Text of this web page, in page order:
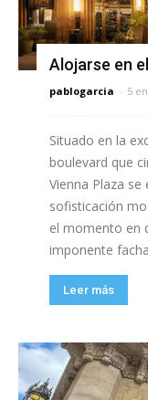
Alojarse en
pablogarcia - 5
Situado en la
boulevard que
Vienna Plaza
sofisticación
el momento en
imponente
Leer más